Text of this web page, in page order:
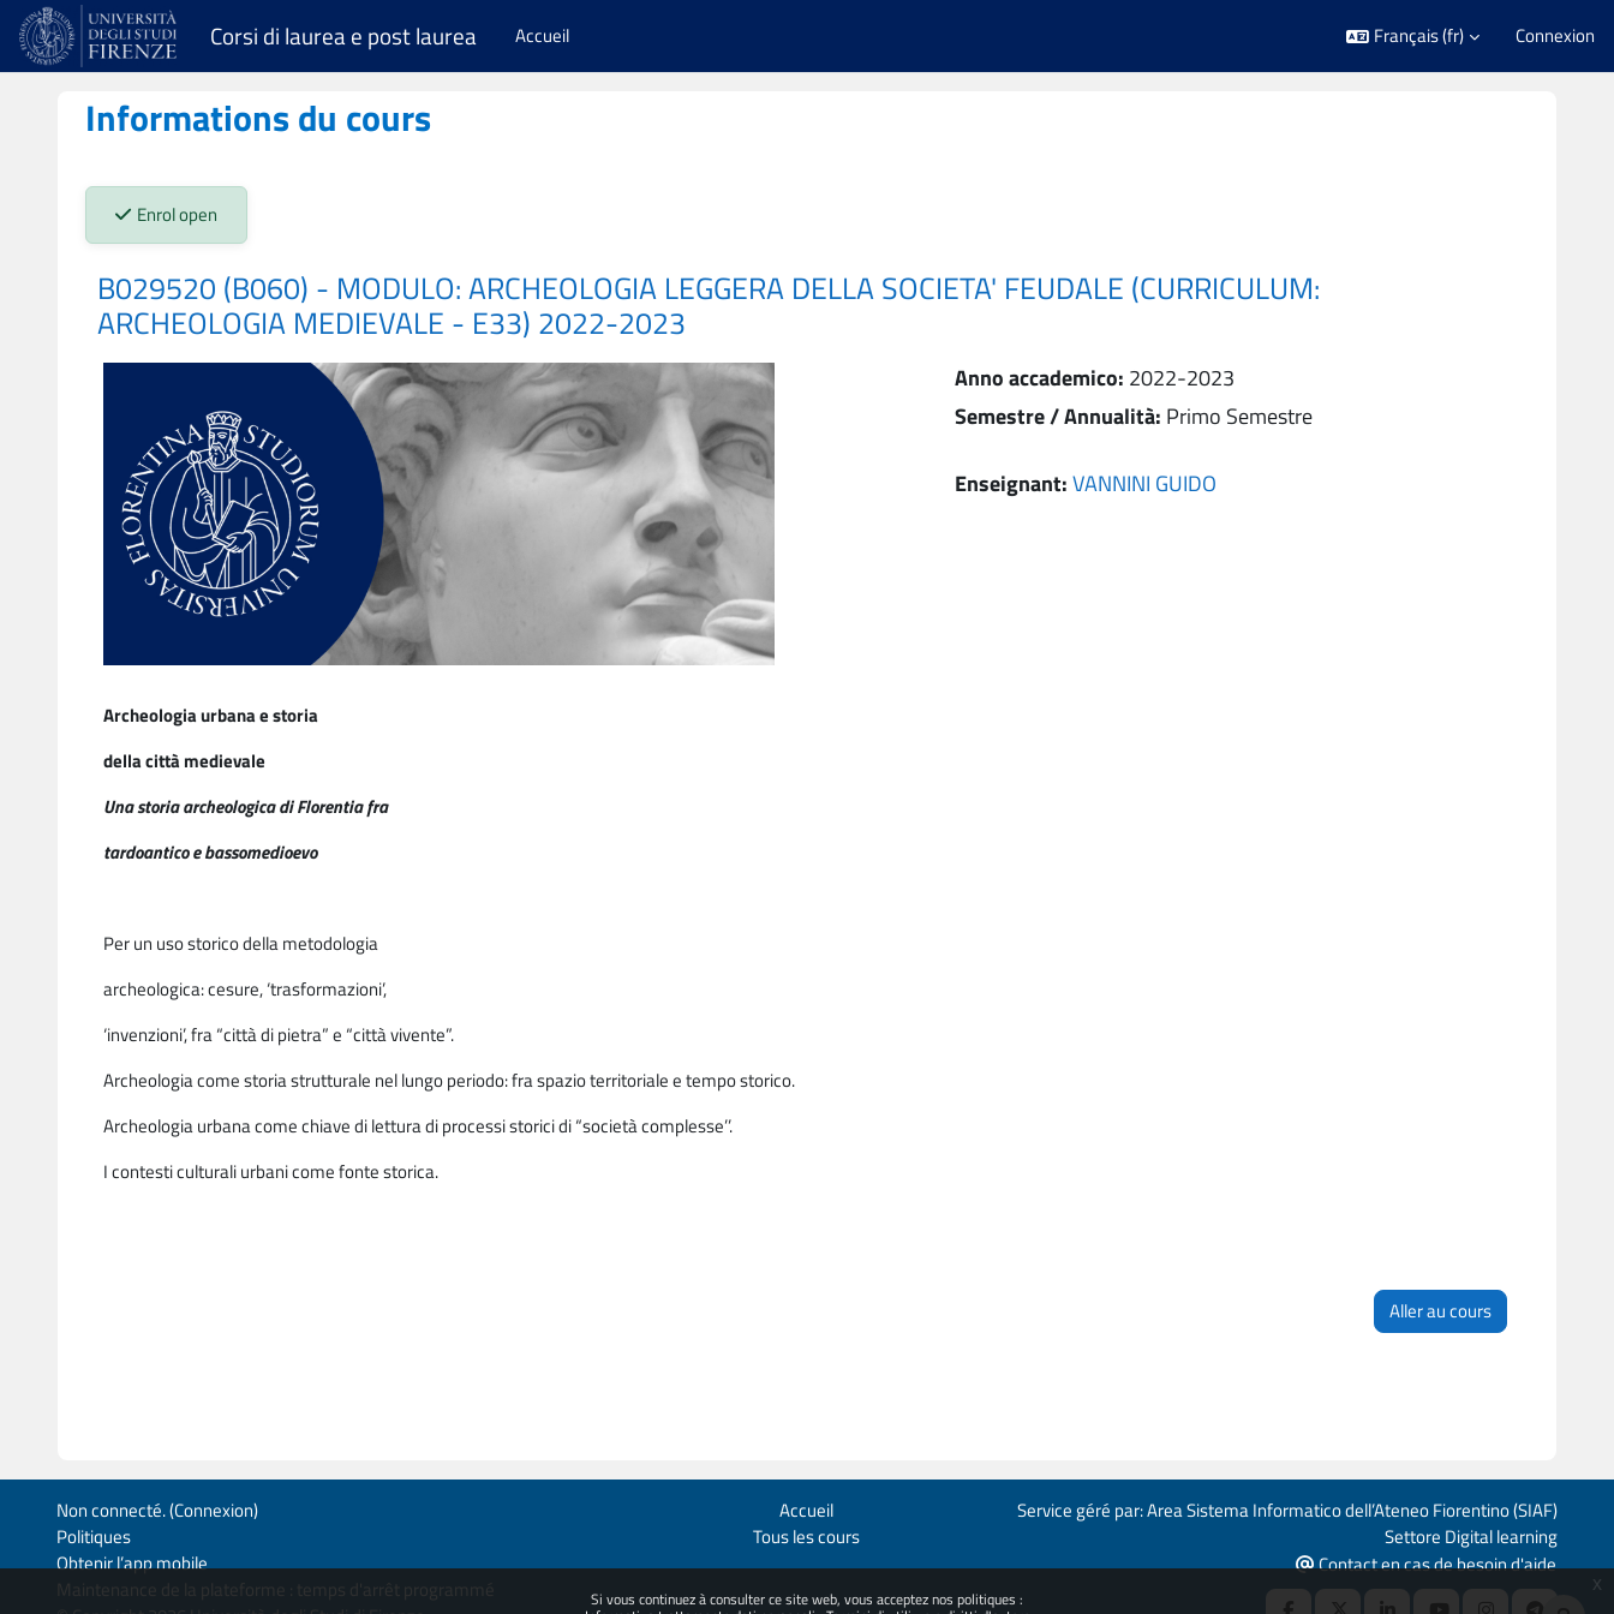
Passer au contenu principal
Si vous continuez à consulter ce site web, vous acceptez nos politiques :
x
Corsi di laurea e post laurea Accueil Français ‎(fr)‎ Connexion
Informations du cours
Stato iscrizioni:
Enrol open
B029520 (B060) - MODULO: ARCHEOLOGIA LEGGERA DELLA SOCIETA' FEUDALE (CURRICULUM:
ARCHEOLOGIA MEDIEVALE - E33) 2022-2023
Archeologia urbana e storia
della città medievale
Una storia archeologica di Florentia fra
tardoantico e bassomedioevo
Per un uso storico della metodologia
archeologica: cesure, ‘trasformazioni’,
‘invenzioni’, fra “città di pietra” e “città vivente”.
Archeologia come storia strutturale nel lungo periodo: fra spazio territoriale e tempo storico.
Archeologia urbana come chiave di lettura di processi storici di “società complesse’’.
I contesti culturali urbani come fonte storica.
Anno accademico: 2022-2023
Semestre / Annualità: Primo Semestre
Enseignant:VANNINI GUIDO
Aller au cours
Non connecté. (Connexion)
Politiques
Obtenir l’app mobile
Maintenance de la plateforme : temps d'arrêt programmé
Accueil
Tous les cours
Service géré par: Area Sistema Informatico dell’Ateneo Fiorentino (SIAF)
Settore Digital learning
Contact en cas de besoin d'aide